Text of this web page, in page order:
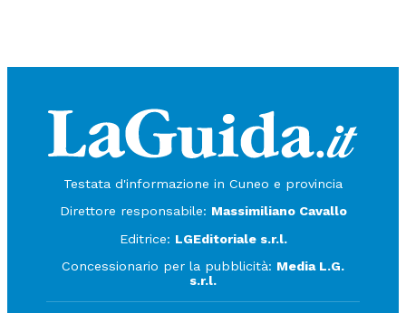
Testata d'informazione in Cuneo e provincia
Direttore responsabile: Massimiliano Cavallo
Editrice: LGEditoriale s.r.l.
Concessionario per la pubblicità: Media L.G.
s.r.l.